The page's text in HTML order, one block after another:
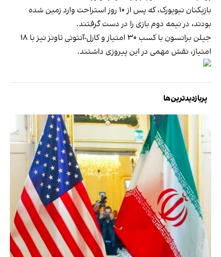
بازیکنان نیویورک، که پس از ۱۰ روز استراحت وارد زمین شده
بودند، در نیمه دوم بازی را در دست گرفتند.
جیلن برانسون با کسب ۳۰ امتیاز و کارل-آنتونی تاونز نیز با ۱۸
امتیاز، نقش مهمی در این پیروزی داشتند.
پربازدیدترین‌ها